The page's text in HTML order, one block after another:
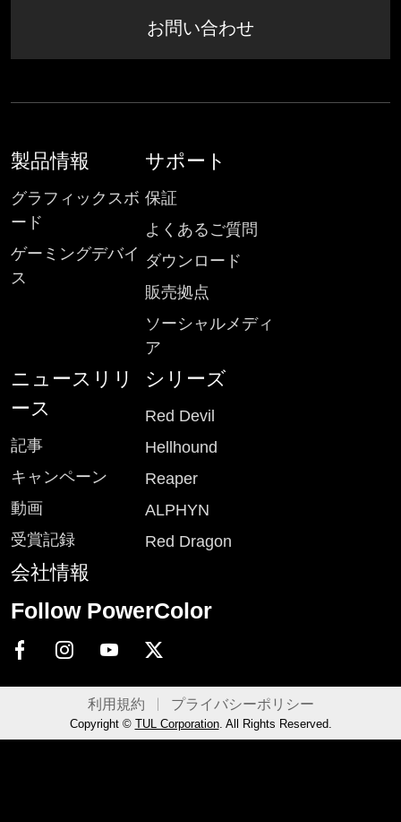
お問い合わせ
製品情報
グラフィックスボ
ード
ゲーミングデバイ
ス
サポート
保証
よくあるご質問
ダウンロード
販売拠点
ソーシャルメディ
ア
ニュースリリ
ース
記事
キャンペーン
動画
受賞記録
シリーズ
Red Devil
Hellhound
Reaper
ALPHYN
Red Dragon
会社情報
Follow PowerColor
利用規約 プライバシーポリシー
Copyright © TUL Corporation. All Rights Reserved.